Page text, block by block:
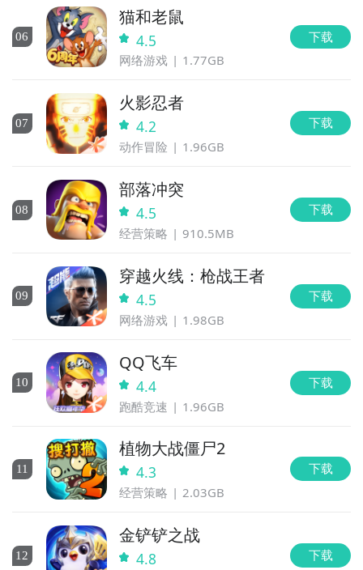
06
猫和老鼠
4.5
网络游戏 1.77GB
下载
07
火影忍者
4.2
动作冒险 1.96GB
下载
08
部落冲突
4.5
经营策略 910.5MB
下载
09
穿越火线：枪战王者
4.5
网络游戏 1.98GB
下载
10
QQ飞车
4.4
跑酷竞速 1.96GB
下载
11
植物大战僵尸2
4.3
经营策略 2.03GB
下载
12
金铲铲之战
4.8 下载